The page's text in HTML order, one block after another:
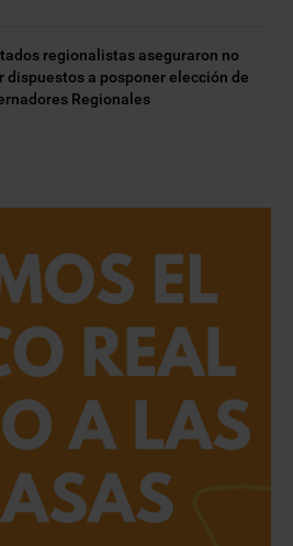
regionalistas aseguraron no
dispuestos a posponer elección de
Regionales